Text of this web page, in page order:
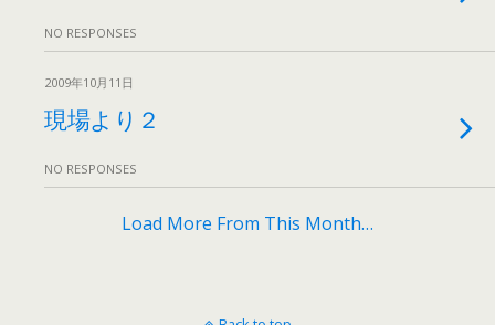
NO RESPONSES
2009年10月11日
現場より２
NO RESPONSES
Load More From This Month…